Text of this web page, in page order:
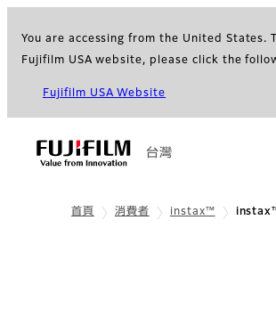
You are accessing from the United States.
Fujifilm USA website, please click the
Fujifilm USA Website
台灣
首頁 消費者 instax™